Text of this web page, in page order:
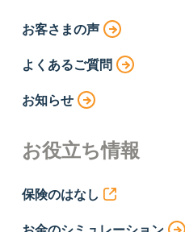
お客さまの声
よくあるご質問
お知らせ
お役立ち情報
保険のはなし